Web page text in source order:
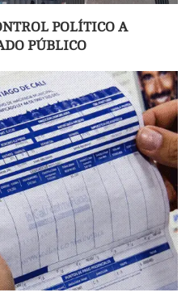
POLÍTICO A
PÚBLICO